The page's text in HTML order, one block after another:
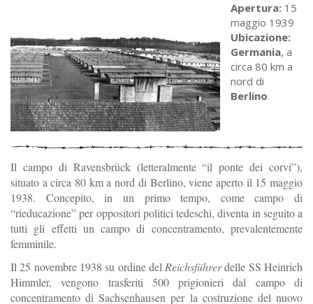
Apertura: 15
maggio 1939
Ubicazione:
Germania, a
circa 80 km a
nord di
Berlino.
Il campo di Ravensbrück (letteralmente “il ponte dei corvi”),
situato a circa 80 km a nord di Berlino, viene aperto il 15 maggio
1938. Concepito, in un primo tempo, come campo di
“rieducazione” per oppositori politici tedeschi, diventa in seguito a
tutti gli effetti un campo di concentramento, prevalentemente
femminile.
Il 25 novembre 1938 su ordine del Reichsführerdelle SS Heinrich
Himmler, vengono trasferiti 500 prigionieri dal campo di
concentramento di Sachsenhausen per la costruzione del nuovo